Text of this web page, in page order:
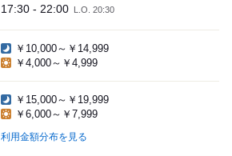
17:30 - 22:00 L.O. 20:30
￥10,000～￥14,999
￥4,000～￥4,999
￥15,000～￥19,999
￥6,000～￥7,999
利用金額分布を見る